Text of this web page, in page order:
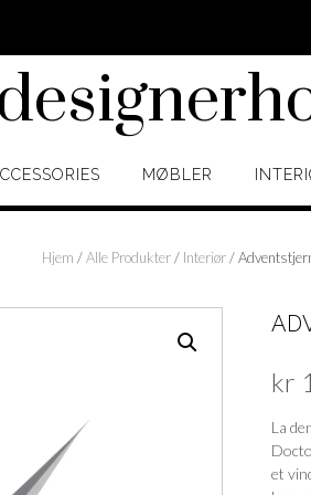
MØBLER
Hjem /Alle Produkter/ Interiør/
kr
La
et